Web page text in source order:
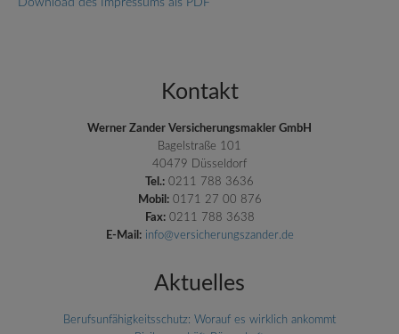
Download des Impressums als PDF
Kontakt
Werner Zander Versicherungsmakler GmbH
Bagelstraße 101
40479 Düsseldorf
Tel.: 0211 788 3636
Mobil:0171 27 00 876
Fax:0211 788 3638
E-Mail: info@versicherungszander.de
Aktuelles
Berufsunfähigkeitsschutz: Worauf es wirklich ankommt